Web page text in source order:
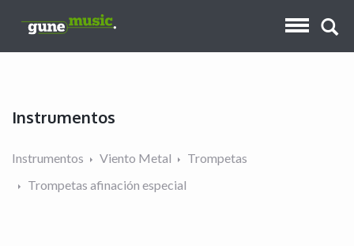
Instrumentos
Instrumentos Viento Metal
Trompetas
Trompetas afinación especial